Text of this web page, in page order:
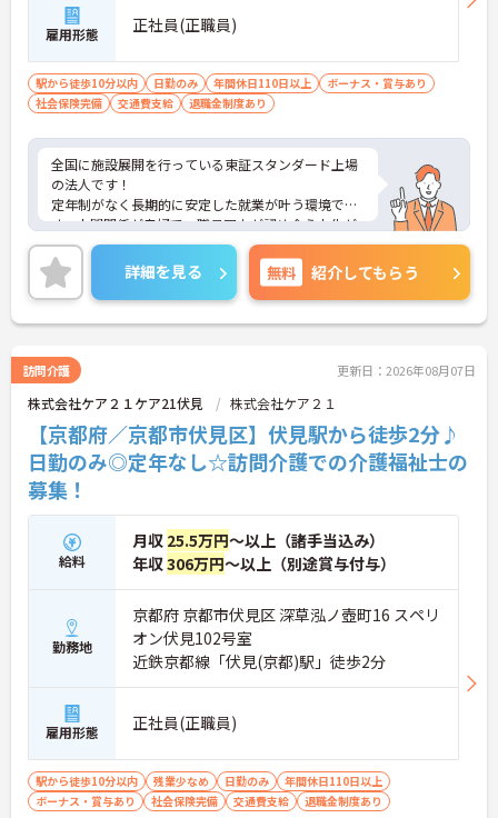
雇用形態 正社員(正職員)
駅から徒歩10分以内 日勤のみ 年間休日110日以上
ボーナス・賞与あり
社会保険完備
交通費支給 退職金制度あり
全国に施設展開を行っている東証スタンダード上場
の法人です！
定年制がなく長期的に安定した就業が叶う環境で
す。人間関係が良好で、職員同士が認め合う文化が
根付いています。
ご興味のある方には、面接対策ポイントなど、さら
に詳細をご案内しますのでお気軽にご相談くださ
い！
詳細を見る 無料 紹介してもらう
訪問介護 更新日：2026年08月07日
株式会社ケア２１ケア21伏見 株式会社ケア２１
【京都府／京都市伏見区】伏見駅から徒歩2分♪
日勤のみ◎定年なし☆訪問介護での介護福祉士の
募集！
給料
月収 25.5万円～以上（諸手当込み）
年収306万円～以上（別途賞与付与）
勤務地
京都府 京都市伏見区 深草泓ノ壺町16 スペリ
オン伏見102号室
近鉄京都線「伏見(京都)駅」徒歩2分
雇用形態 正社員(正職員)
駅から徒歩10分以内 残業少なめ 日勤のみ
年間休日110日以上
ボーナス・賞与あり
社会保険完備 交通費支給 退職金制度あり